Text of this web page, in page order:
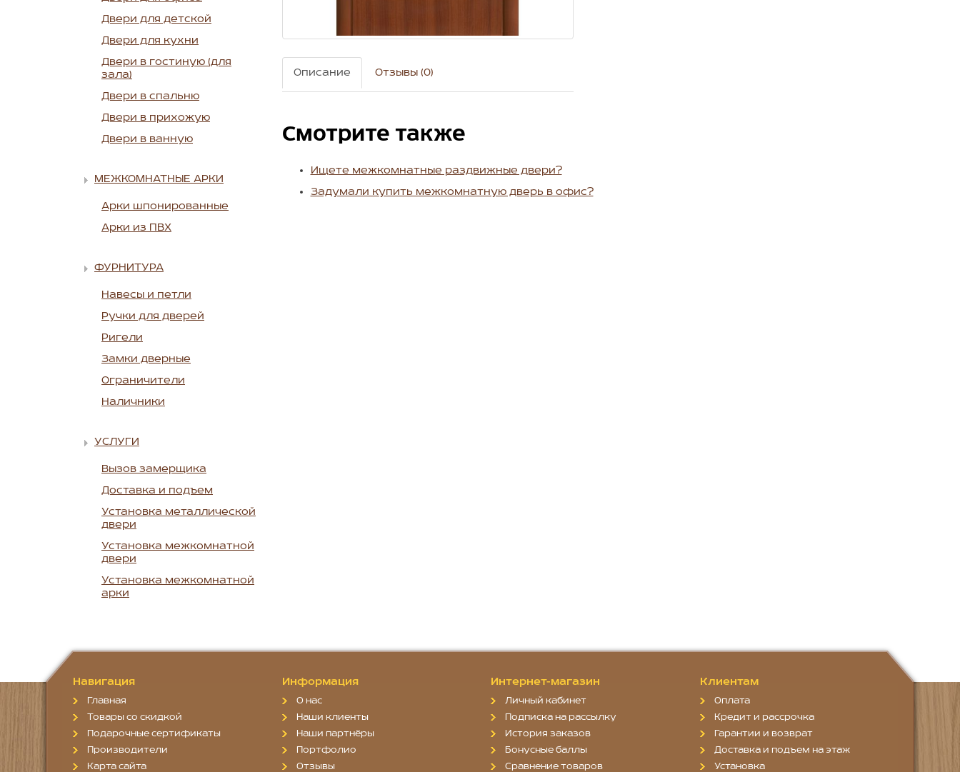
Двери для детской
Двери для кухни
Двери в гостиную (для
зала)
Двери в спальню
Двери в прихожую
Двери в ванную
МЕЖКОМНАТНЫЕ АРКИ
Арки шпонированные
Арки из ПВХ
ФУРНИТУРА
Навесы и петли
Ручки для дверей
Ригели
Замки дверные
Ограничители
Наличники
УСЛУГИ
Вызов замерщика
Доставка и подъем
Установка металлической
двери
Установка межкомнатной
двери
Установка межкомнатной
арки
Описание Отзывы (0)
Смотрите также
Ищете межкомнатные раздвижные двери?
Задумали купить межкомнатную дверь в офис?
Навигация
Главная
Товары со скидкой
Подарочные сертификаты
Производители
Карта сайта
Информация
О нас
Наши клиенты
Наши партнёры
Портфолио
Отзывы
Интернет-магазин
Личный кабинет
Подписка на рассылку
История заказов
Бонусные баллы
Сравнение товаров
Клиентам
Оплата
Кредит и рассрочка
Гарантии и возврат
Доставка и подъем на этаж
Установка